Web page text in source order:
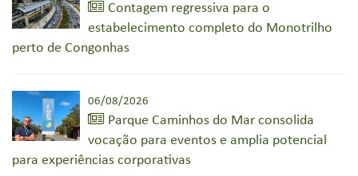
Contagem regressiva para o
estabelecimento completo do Monotrilho
perto de Congonhas
06/08/2026
Parque Caminhos do Mar consolida
vocação para eventos e amplia potencial
para experiências corporativas